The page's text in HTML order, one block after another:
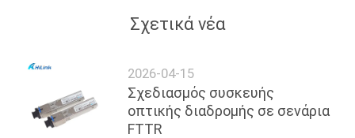
Σχετικά νέα
2026-04-15
Σχεδιασμός συσκευής
οπτικής διαδρομής σε σενάρια
FTTR